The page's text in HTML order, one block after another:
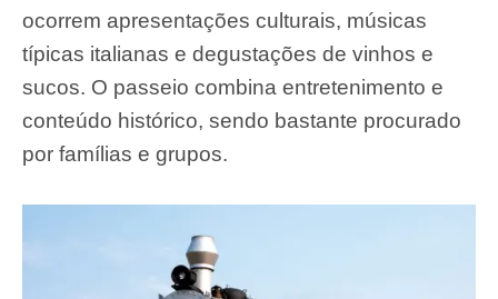
ocorrem apresentações culturais, músicas
típicas italianas e degustações de vinhos e
sucos. O passeio combina entretenimento e
conteúdo histórico, sendo bastante procurado
por famílias e grupos.